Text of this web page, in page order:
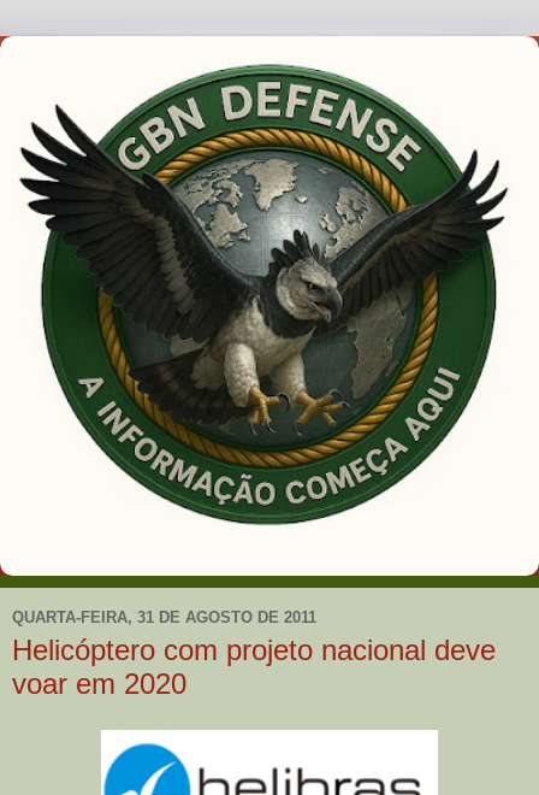
QUARTA-FEIRA, 31 DE AGOSTO DE 2011
Helicóptero com projeto nacional deve
voar em 2020